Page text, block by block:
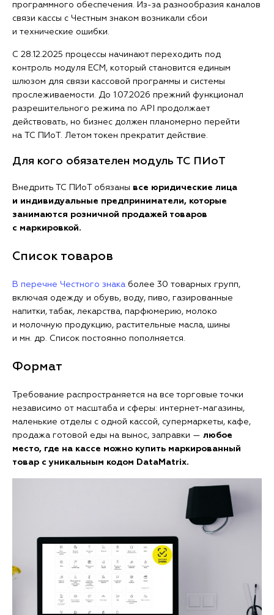
программного обеспечения. Из-за разнообразия каналов
связи кассы с Честным знаком возникали сбои
и технические ошибки.
С 28.12.2025 процессы начинают переходить под
контроль модуля ЕСМ, который становится единым
шлюзом для связи кассовой программы и системы
прослеживаемости. До 1.07.2026 прежний функционал
разрешительного режима по API продолжает
действовать, но бизнес должен планомерно перейти
на ТС ПИоТ. Летом токен прекратит действие.
Для кого обязателен модуль ТС ПИоТ
Внедрить ТС ПИоТ обязаны все юридические лица
и индивидуальные предприниматели, которые
занимаются розничной продажей товаров
с маркировкой.
Список товаров
В перечне Честного знака более 30 товарных групп,
включая одежду и обувь, воду, пиво, газированные
напитки, табак, лекарства, парфюмерию, молоко
и молочную продукцию, растительные масла, шины
и мн. др. Список постоянно пополняется.
Формат
Требование распространяется на все торговые точки
независимо от масштаба и сферы: интернет-магазины,
маленькие отделы с одной кассой, супермаркеты, кафе,
продажа готовой еды на вынос, заправки — любое
место, где на кассе можно купить маркированный
товар с уникальным кодом DataMatrix.